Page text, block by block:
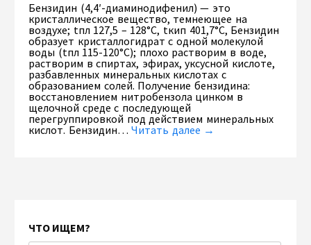
Бензидин (4,4′-диаминодифенил) — это
кристаллическое вещество, темнеющее на
воздухе; tпл 127,5 – 128°С, tкип 401,7°С, Бензидин
образует кристаллогидрат с одной молекулой
воды (tпл 115-120°С); плохо растворим в воде,
растворим в спиртах, эфирах, уксусной кислоте,
разбавленных минеральных кислотах с
образованием солей. Получение бензидина:
восстановлением нитробензола цинком в
щелочной среде с последующей
перегруппировкой под действием минеральных
кислот. Бензидин…Читать далее →
ЧТО ИЩЕМ?